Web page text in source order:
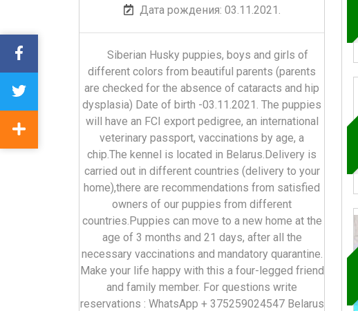
Дата рождения: 03.11.2021.
Siberian Husky puppies, boys and girls of
different colors from beautiful parents (parents
are checked for the absence of cataracts and hip
dysplasia) Date of birth -03.11.2021. The puppies
will have an FCI export pedigree, an international
veterinary passport, vaccinations by age, a
chip.The kennel is located in Belarus.Delivery is
carried out in different countries (delivery to your
home),there are recommendations from satisfied
owners of our puppies from different
countries.Puppies can move to a new home at the
age of 3 months and 21 days, after all the
necessary vaccinations and mandatory quarantine.
Make your life happy with this a four-legged friend
and family member. For questions write
reservations : WhatsApp + 375259024547 Belarus